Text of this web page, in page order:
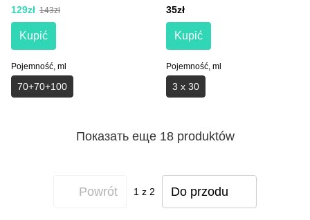
regenerujący
129zł 143zł
Kupić
Pojemność, ml
70+70+100
35zł
Kupić
Pojemność, ml
3 х 30
Показать еще 18 produktów
Powrót 1 z 2 Do przodu